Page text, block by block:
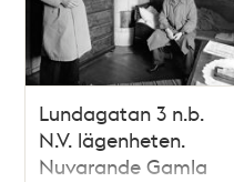
Lundagatan 3 n.b.
N.V. lägenheten.
Nuvarande Gamla